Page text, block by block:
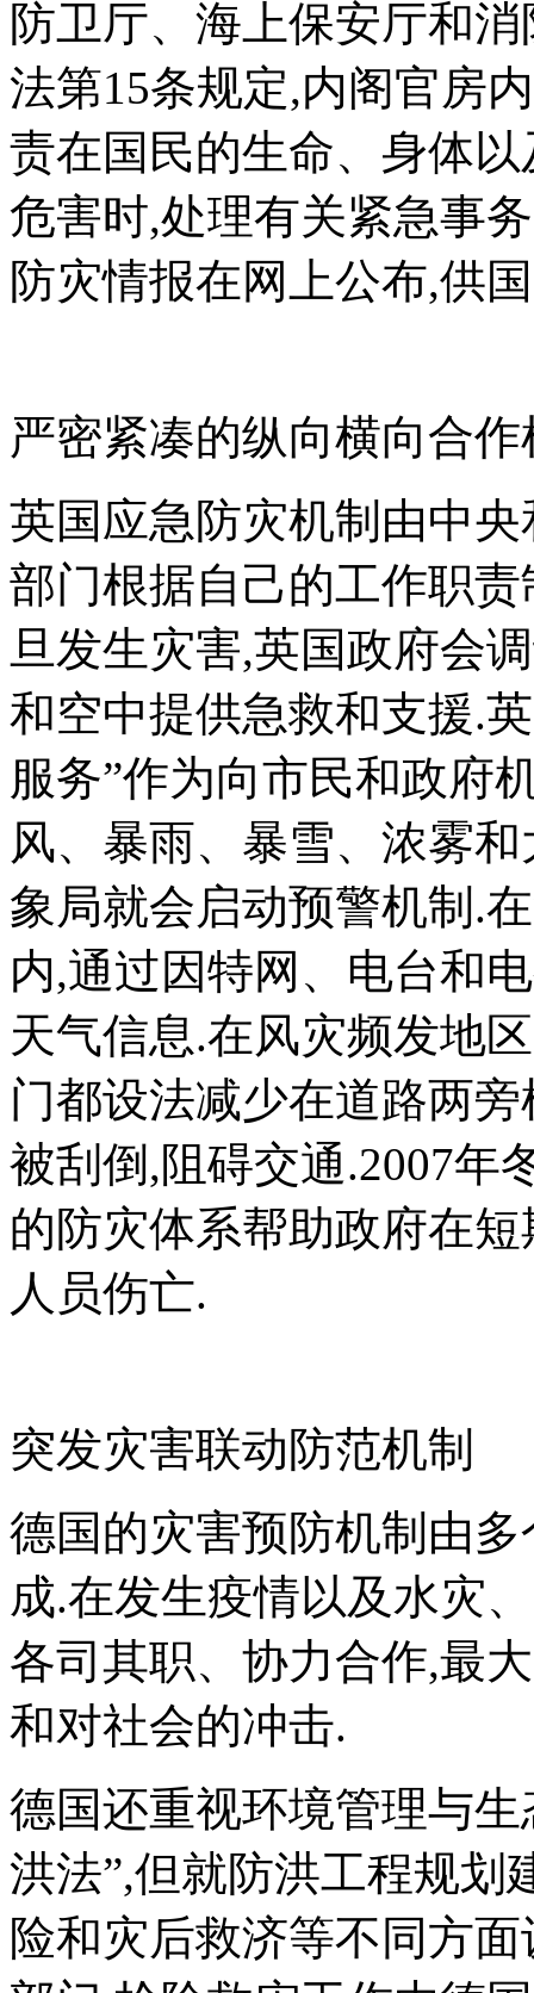
防卫厅、海上保安厅和
法第15条规定,内阁官房
责在国民的生命、身体
危害时,处理有关紧急事
防灾情报在网上公布,供
严密紧凑的纵向横向合作
英国应急防灾机制由中
部门根据自己的工作职
旦发生灾害,英国政府会
和空中提供急救和支援.
服务”作为向市民和政府
风、暴雨、暴雪、浓雾
象局就会启动预警机制.
内,通过因特网、电台和
天气信息.在风灾频发地
门都设法减少在道路两
被刮倒,阻碍交通.2007年
的防灾体系帮助政府在
人员伤亡.
突发灾害联动防范机制
德国的灾害预防机制由
成.在发生疫情以及水灾
各司其职、协力合作,最
和对社会的冲击.
德国还重视环境管理与
洪法”,但就防洪工程规划
险和灾后救济等不同方